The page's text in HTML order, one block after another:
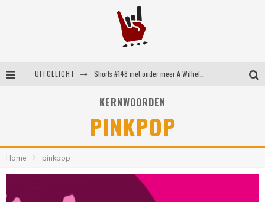
UITGELICHT
Shorts #148 met onder meer A Wilhelm Scream, Static Dress, Vovoid en Super Sometimes
KERNWOORDEN
PINKPOP
Home pinkpop